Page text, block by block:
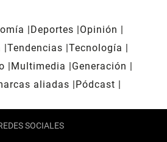
Deportes
Opinión
Tendencias Tecnología
Multimedia
Generación
aliadas
Pódcast
SOCIALES